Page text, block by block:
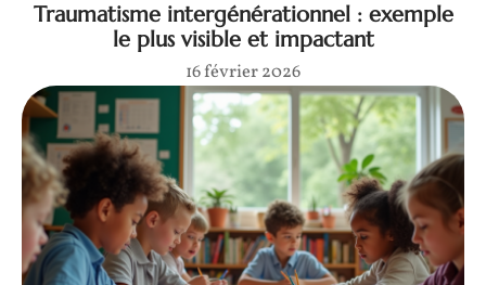
Traumatisme intergénérationnel : exemple
le plus visible et impactant
16 février 2026